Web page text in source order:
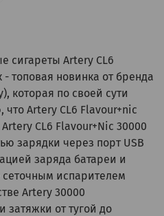
сигареты Artery CL6
топовая новинка от бренда
которая по своей сути
Artery CL6 Flavour+nic
CL6 Flavour+Nic 30000
зарядки через порт USB
заряда батареи и
сеточным испарителем
Artery 30000
затяжки от тугой до